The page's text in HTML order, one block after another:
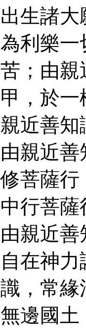
出生諸
為利樂一
苦；由親
甲，於
親近善知
由親近
修菩薩行
中行菩
由親近
自在神
識，常緣
無邊國土